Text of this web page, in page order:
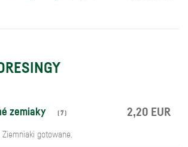
zemiaky (7) 2,20 EUR
gotowane.